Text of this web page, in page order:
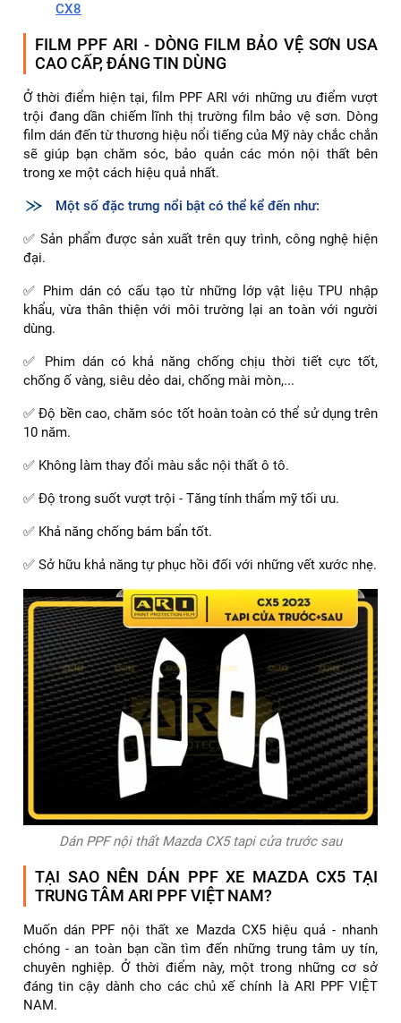
CX8
FILM PPF ARI - DÒNG FILM BẢO VỆ SƠN USA
CAO CẤP, ĐÁNG TIN DÙNG
Ở thời điểm hiện tại, film PPF ARI với những ưu điểm vượt
trội đang dần chiếm lĩnh thị trường film bảo vệ sơn. Dòng
film dán đến từ thương hiệu nổi tiếng của Mỹ này chắc chắn
sẽ giúp bạn chăm sóc, bảo quản các món nội thất bên
trong xe một cách hiệu quả nhất.
Một số đặc trưng nổi bật có thể kể đến như:
✅ Sản phẩm được sản xuất trên quy trình, công nghệ hiện
đại.
✅ Phim dán có cấu tạo từ những lớp vật liệu TPU nhập
khẩu, vừa thân thiện với môi trường lại an toàn với người
dùng.
✅ Phim dán có khả năng chống chịu thời tiết cực tốt,
chống ố vàng, siêu dẻo dai, chống mài mòn,...
✅ Độ bền cao, chăm sóc tốt hoàn toàn có thể sử dụng trên
10 năm.
✅ Không làm thay đổi màu sắc nội thất ô tô.
✅ Độ trong suốt vượt trội - Tăng tính thẩm mỹ tối ưu.
✅ Khả năng chống bám bẩn tốt.
✅ Sở hữu khả năng tự phục hồi đối với những vết xước nhẹ.
Dán PPF nội thất Mazda CX5 tapi cửa trước sau
TẠI SAO NÊN DÁN PPF XE MAZDA CX5 TẠI
TRUNG TÂM ARI PPF VIỆT NAM?
Muốn dán PPF nội thất xe Mazda CX5 hiệu quả - nhanh
chóng - an toàn bạn cần tìm đến những trung tâm uy tín,
chuyên nghiệp. Ở thời điểm này, một trong những cơ sở
đáng tin cậy dành cho các chủ xế chính là ARI PPF VIỆT
NAM.